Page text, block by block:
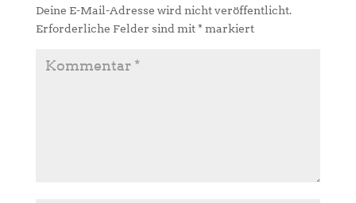
Deine E-Mail-Adresse wird nicht veröffentlicht.
Erforderliche Felder sind mit* markiert